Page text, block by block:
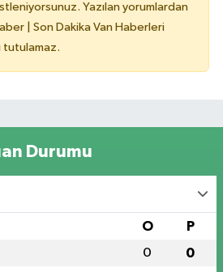
Yazılan yorumlardan
| Son Dakika Van Haberleri
tutulamaz.
Durumu
O P
0 0